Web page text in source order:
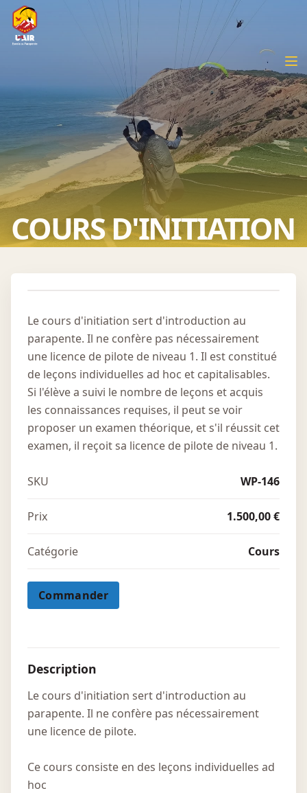
COURS D'INITIATION
Le cours d'initiation sert d'introduction au
parapente. Il ne confère pas nécessairement
une licence de pilote de niveau 1. Il est constitué
de leçons individuelles ad hoc et capitalisables.
Si l'élève a suivi le nombre de leçons et acquis
les connaissances requises, il peut se voir
proposer un examen théorique, et s'il réussit cet
examen, il reçoit sa licence de pilote de niveau 1.
SKU WP-146
Prix 1.500,00 €
Catégorie Cours
Commander
Description
Le cours d'initiation sert d'introduction au
parapente. Il ne confère pas nécessairement
une licence de pilote.
Ce cours consiste en des leçons individuelles ad
hoc